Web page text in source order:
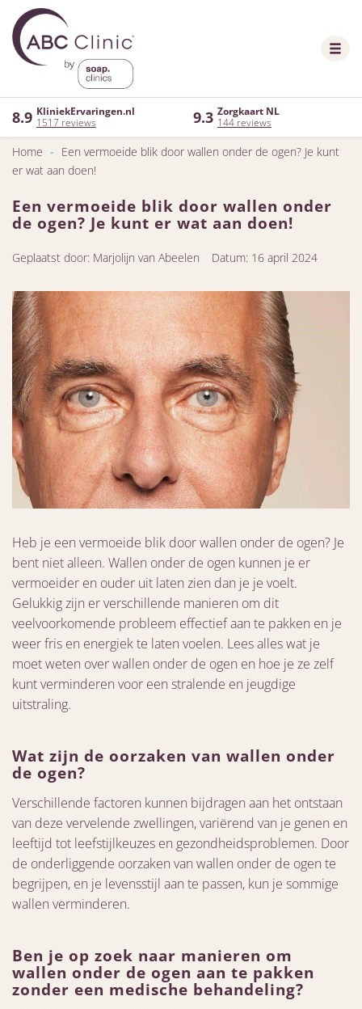
8.9 KliniekErvaringen.nl
1517 reviews
9.3 Zorgkaart NL
144 reviews
Home - Een vermoeide blik door wallen onder de ogen? Je kunt
er wat aan doen!
Een vermoeide blik door wallen onder
de ogen? Je kunt er wat aan doen!
Geplaatst door: Marjolijn van Abeelen Datum: 16 april 2024
Heb je een vermoeide blik door wallen onder de ogen? Je
bent niet alleen. Wallen onder de ogen kunnen je er
vermoeider en ouder uit laten zien dan je je voelt.
Gelukkig zijn er verschillende manieren om dit
veelvoorkomende probleem effectief aan te pakken en je
weer fris en energiek te laten voelen. Lees alles wat je
moet weten over wallen onder de ogen en hoe je ze zelf
kunt verminderen voor een stralende en jeugdige
uitstraling.
Wat zijn de oorzaken van wallen onder
de ogen?
Verschillende factoren kunnen bijdragen aan het ontstaan
van deze vervelende zwellingen, variërend van je genen en
leeftijd tot leefstijlkeuzes en gezondheidsproblemen. Door
de onderliggende oorzaken van wallen onder de ogen te
begrijpen, en je levensstijl aan te passen, kun je sommige
wallen verminderen.
Ben je op zoek naar manieren om
wallen onder de ogen aan te pakken
zonder een medische behandeling?